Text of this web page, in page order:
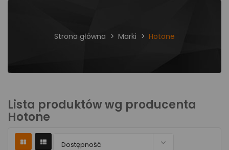
Strona główna Marki Hotone
Lista produktów wg producenta
Hotone
Dostępność 